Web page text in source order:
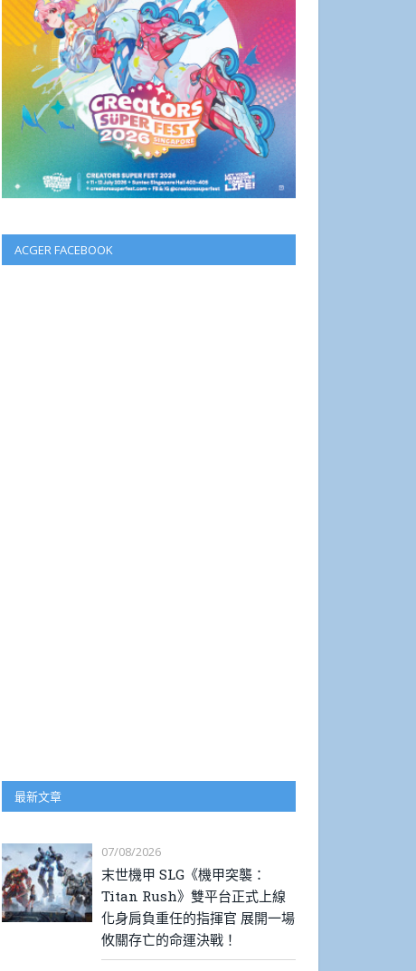
ACGER FACEBOOK
最新文章
07/08/2026
末世機甲 SLG《機甲突襲：
Titan Rush》雙平台正式上線
化身肩負重任的指揮官 展開一場
攸關存亡的命運決戰！